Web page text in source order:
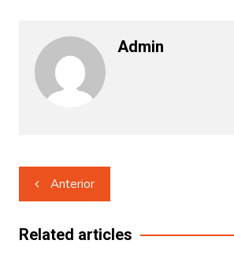
Admin
Navegación
de
entradas
Anterior
Related articles